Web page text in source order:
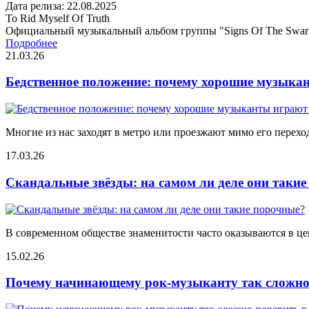
Дата релиза: 22.08.2025
To Rid Myself Of Truth
Официальный музыкальный альбом группы "Signs Of The
Подробнее
21.03.26
Бедственное положение: почему хорошие
Многие из нас заходят в метро или проезжают мимо его
17.03.26
Скандальные звёзды: на самом ли деле они
В современном обществе знаменитости часто оказываются в
15.02.26
Почему начинающему рок-музыканту так сложно